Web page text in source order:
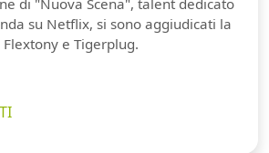
su Netflix, si sono aggiudicati la
e Tigerplug.